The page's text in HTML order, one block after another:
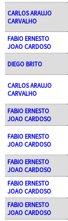
CARLOS ARAUJO
CARVALHO
FABIO ERNESTO
JOAO CARDOSO
DIEGO BRITO
CARLOS ARAUJO
CARVALHO
FABIO ERNESTO
JOAO CARDOSO
FABIO ERNESTO
JOAO CARDOSO
FABIO ERNESTO
JOAO CARDOSO
FABIO ERNESTO
JOAO CARDOSO
FABIO ERNESTO
JOAO CARDOSO